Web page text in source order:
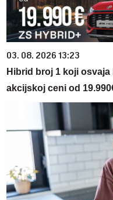
03. 08. 2026 13:23
Hibrid broj 1 koji
akcijskoj ceni od